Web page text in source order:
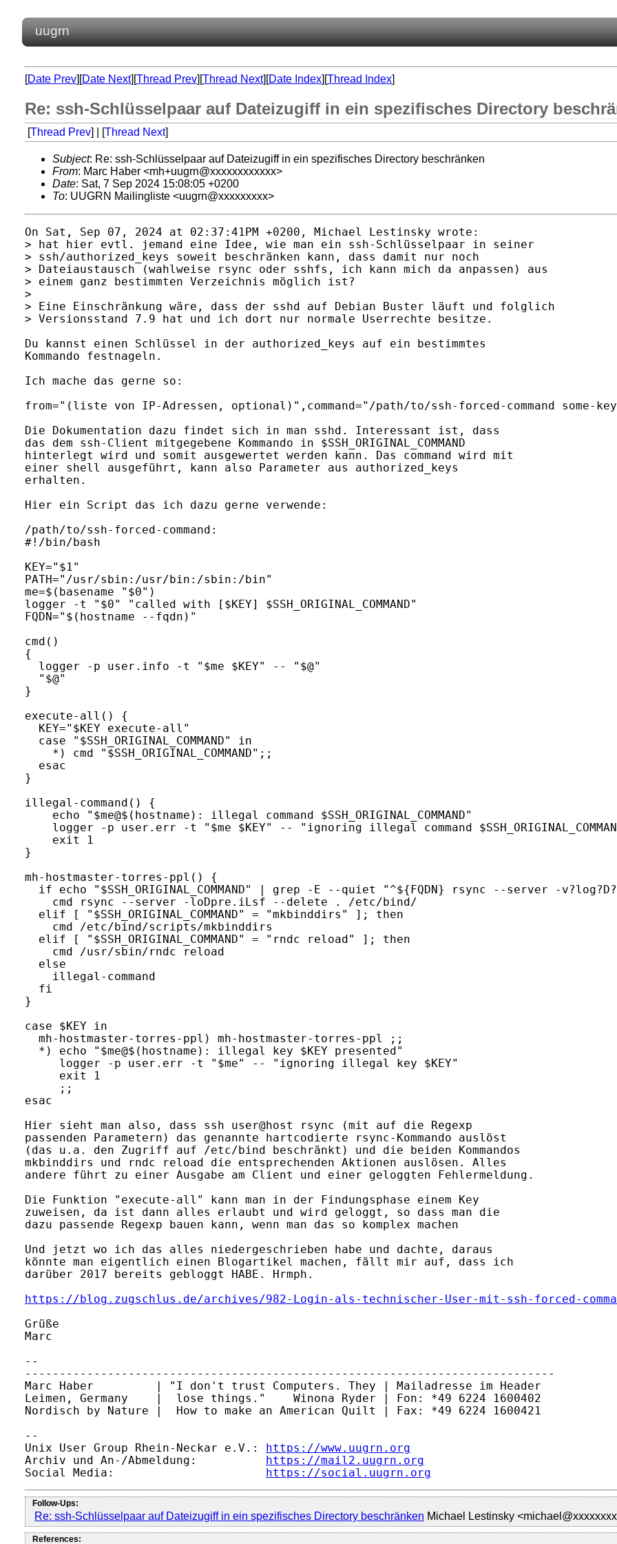
uugrn
[Date Prev][Date Next][Thread Prev][Thread Next][Date Index][Thread Index]
Re: ssh-Schlüsselpaar auf Dateizugiff in ein spezifisches Directory
[Thread Prev] | [Thread Next]
Subject: Re: ssh-Schlüsselpaar auf Dateizugiff in ein spezifisches Directory beschränken
From: Marc Haber <mh+uugrn@xxxxxxxxxxxx>
Date: Sat, 7 Sep 2024 15:08:05 +0200
To: UUGRN Mailingliste <uugrn@xxxxxxxxx>
On Sat, Sep 07, 2024 at 02:37:41PM +0200, Michael Lestinsky wrote:
> hat hier evtl. jemand eine Idee, wie man ein ssh-Schlüsselpaar in seiner
> ssh/authorized_keys soweit beschränken kann, dass damit nur noch
> Dateiaustausch (wahlweise rsync oder sshfs, ich kann mich da anpassen) aus
> einem ganz bestimmten Verzeichnis möglich ist?
>
> Eine Einschränkung wäre, dass der sshd auf Debian Buster läuft und folglich
> Versionsstand 7.9 hat und ich dort nur normale Userrechte besitze.
Du kannst einen Schlüssel in der authorized_keys auf ein bestimmtes
Kommando festnageln.
Ich mache das gerne so:
from="(liste von IP-Adressen, optional)",command="/path/to/ssh-forced-command some-
Die Dokumentation dazu findet sich in man sshd. Interessant ist, dass
das dem ssh-Client mitgegebene Kommando in $SSH_ORIGINAL_COMMAND
hinterlegt wird und somit ausgewertet werden kann. Das command wird mit
einer shell ausgeführt, kann also Parameter aus authorized_keys
erhalten.
Hier ein Script das ich dazu gerne verwende:
/path/to/ssh-forced-command:
#!/bin/bash
KEY="$1"
PATH="/usr/sbin:/usr/bin:/sbin:/bin"
me=$(basename "$0")
logger -t "$0" "called with [$KEY] $SSH_ORIGINAL_COMMAND"
FQDN="$(hostname --fqdn)"
cmd()
{
  logger -p user.info -t "$me $KEY" -- "$@"
  "$@"
}
execute-all() {
  KEY="$KEY execute-all"
  case "$SSH_ORIGINAL_COMMAND" in
    *) cmd "$SSH_ORIGINAL_COMMAND";;
  esac
}
illegal-command() {
    echo "$me@$(hostname): illegal command $SSH_ORIGINAL_COMMAND"
logger -p user.err -t "$me $KEY" -- "ignoring illegal command
    exit 1
}
mh-hostmaster-torres-ppl() {
if echo "$SSH_ORIGINAL_COMMAND" | grep -E --quiet "^${FQDN} rsync --server -
    cmd rsync --server -loDpre.iLsf --delete . /etc/bind/
  elif [ "$SSH_ORIGINAL_COMMAND" = "mkbinddirs" ]; then
    cmd /etc/bind/scripts/mkbinddirs
  elif [ "$SSH_ORIGINAL_COMMAND" = "rndc reload" ]; then
    cmd /usr/sbin/rndc reload
  else
    illegal-command
  fi
}
case $KEY in
  mh-hostmaster-torres-ppl) mh-hostmaster-torres-ppl ;;
  *) echo "$me@$(hostname): illegal key $KEY presented"
     logger -p user.err -t "$me" -- "ignoring illegal key $KEY"
     exit 1
     ;;
esac
Hier sieht man also, dass ssh user@host rsync (mit auf die Regexp
passenden Parametern) das genannte hartcodierte rsync-Kommando auslöst
(das u.a. den Zugriff auf /etc/bind beschränkt) und die beiden Kommandos
mkbinddirs und rndc reload die entsprechenden Aktionen auslösen. Alles
andere führt zu einer Ausgabe am Client und einer geloggten Fehlermeldung.
Die Funktion "execute-all" kann man in der Findungsphase einem Key
zuweisen, da ist dann alles erlaubt und wird geloggt, so dass man die
dazu passende Regexp bauen kann, wenn man das so komplex machen
Und jetzt wo ich das alles niedergeschrieben habe und dachte, daraus
könnte man eigentlich einen Blogartikel machen, fällt mir auf, dass ich
darüber 2017 bereits gebloggt HABE. Hrmph.
https://blog.zugschlus.de/archives/982-Login-als-technischer-User-mit-ssh-forced-
Grüße
Marc
--
-----------------------------------------------------------------------------
Marc Haber         | "I don't trust Computers. They | Mailadresse im Header
Leimen, Germany    |  lose things."    Winona Ryder | Fon: *49 6224 1600402
Nordisch by Nature |  How to make an American Quilt | Fax: *49 6224 1600421
--
Unix User Group Rhein-Neckar e.V.:
https://www.uugrn.org
Archiv und An-/Abmeldung:
https://mail2.uugrn.org
Social Media:
https://social.uugrn.org
Follow-Ups:
Re: ssh-Schlüsselpaar auf Dateizugiff in ein spezifisches Directory beschränken Michael Lestinsky
References: